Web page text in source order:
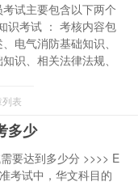
试主要包含以下两个
识考试 ： 考核内容包
电气消防基础知识、
识、相关法律法规、
列表
多少
要达到多少分 >>>> E
考试中，华文科目的